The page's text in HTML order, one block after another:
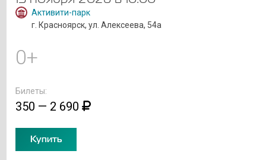
Активити-парк
г. Красноярск, ул. Алексеева, 54а
0+
Билеты:
350 — 2 690
Купить